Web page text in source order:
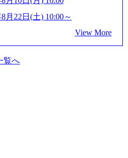
自社の業務改善ができます。
・アクセンチュアをはじめ
、幅広い年齢の方が活躍してい
海外事業拠点をシンガポールに
ワー8階 受動喫煙対策 : 執務室
ジタルトランスフォーメーシ
ャー プロジェクトの管理者と
理、メンバーの育成などを担
管理や、会社経営の観点から
。会社に入って、何が変わっ
post-288838) プラダ：ラグ
イゼーション (https://www.acce
taisho-pharmaceutical)（ストラテ
studies/communications-media/so
などの人員調達できる 独立資
造の自由度が高い https://storag
3e54-4f03-b076-00318d5c0dff_120
会社 会社説明資料 (https://spea
hui-she-shao-jie-zi-liao-zhong-tu-
「事業・サービス」「カルチャ
レジーズグローバル、大分県より
備事業委託業務」を受託 (http
月22日(土) 10:00～
View More
覧へ